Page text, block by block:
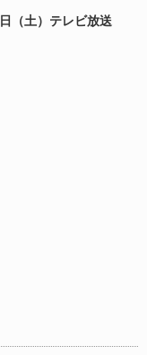
（土）テレビ放送